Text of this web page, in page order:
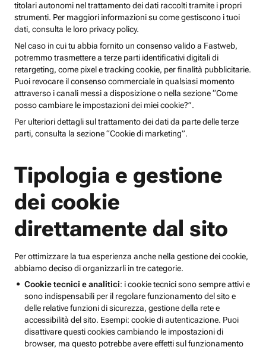
titolari autonomi nel trattamento dei dati raccolti tramite i propri
strumenti. Per maggiori informazioni su come gestiscono i tuoi
dati, consulta le loro privacy policy.
Nel caso in cui tu abbia fornito un consenso valido a Fastweb,
potremmo trasmettere a terze parti identificativi digitali di
retargeting, come pixel e tracking cookie, per finalità pubblicitarie.
Puoi revocare il consenso commerciale in qualsiasi momento
attraverso i canali messi a disposizione o nella sezione “Come
posso cambiare le impostazioni dei miei cookie?”.
Per ulteriori dettagli sul trattamento dei dati da parte delle terze
parti, consulta la sezione “Cookie di marketing”.
Tipologia e gestione
dei cookie
direttamente dal sito
Per ottimizzare la tua esperienza anche nella gestione dei cookie,
abbiamo deciso di organizzarli in tre categorie.
Cookie tecnici e analitici: i cookie tecnici sono sempre attivi e
sono indispensabili per il regolare funzionamento del sito e
delle relative funzioni di sicurezza, gestione della rete e
accessibilità del sito. Esempi: cookie di autenticazione. Puoi
disattivare questi cookies cambiando le impostazioni di
browser, ma questo potrebbe avere effetti sul funzionamento